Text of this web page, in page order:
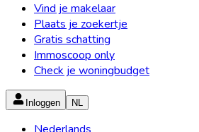
Vind je makelaar
Plaats je zoekertje
Gratis schatting
Immoscoop only
Check je woningbudget
Inloggen NL